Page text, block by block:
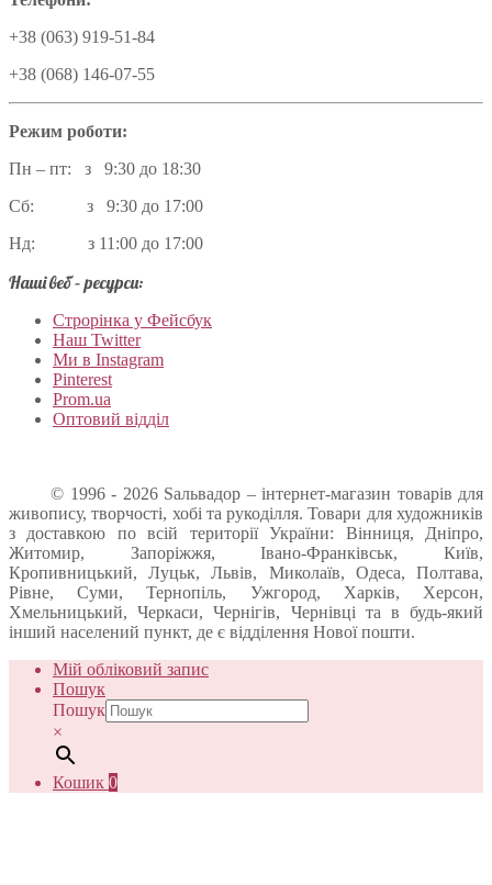
+38 (063) 919-51-84
+38 (068) 146-07-55
Режим роботи:
Пн – пт: з 9:30 до 18:30
Сб: з 9:30 до 17:00
Нд: з 11:00 до 17:00
Наші веб – ресурси:
Строрінка у Фейсбук
Наш Twitter
Ми в Instagram
Pinterest
Prom.ua
Оптовий відділ
© 1996 - 2026 Sальвадор – інтернет-магазин товарів для
живопису, творчості, хобі та рукоділля. Товари для художників
з доставкою по всій території України: Вінниця, Дніпро,
Житомир, Запоріжжя, Івано-Франківськ, Київ,
Кропивницький, Луцьк, Львів, Миколаїв, Одеса, Полтава,
Рівне, Суми, Тернопіль, Ужгород, Харків, Херсон,
Хмельницький, Черкаси, Чернігів, Чернівці та в будь-який
інший населений пункт, де є відділення Нової пошти.
Мій обліковий запис
Пошук
Пошук
×
Кошик 0